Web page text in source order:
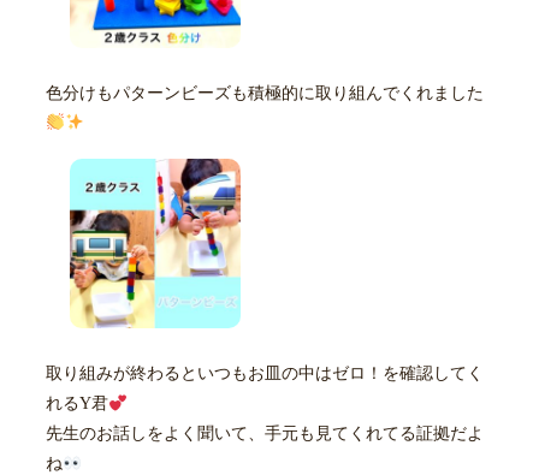
色分けもパターンビーズも積極的に取り組んでくれました
取り組みが終わるといつもお皿の中はゼロ！を確認してく
れるY君
先生のお話しをよく聞いて、手元も見てくれてる証拠だよ
ね